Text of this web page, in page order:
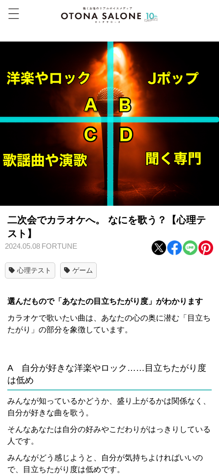
二次会でカラオケへ。 なにを歌う？【心理テ
スト】
2024.05.08 FORTUNE
心理テスト ゲーム
選んだもので「あなたの目立ちたがり度」がわかります
カラオケで歌いたい曲は、あなたの心の奥に潜む「目立ち
たがり」の部分を象徴しています。
A 自分が好きな洋楽やロック……目立ちたがり度
は低め
みんなが知っているかどうか、盛り上がるかは関係なく、
自分が好きな曲を歌う。
そんなあなたは自分の好みやこだわりがはっきりしている
人です。
みんながどう感じようと、自分が気持ちよければいいの
で、目立ちたがり度は低めです。